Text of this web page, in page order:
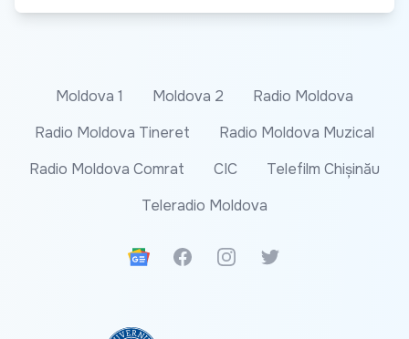
Moldova 1 Moldova 2
Radio Moldova
Radio Moldova Tineret
Radio Moldova Muzical
Radio Moldova Comrat
CIC
Telefilm Chișinău
Teleradio Moldova
Google News
FacebookInstagramTwitter